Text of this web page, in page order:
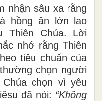
nhận sâu xa rằng
hồng ân lớn lao
Thiên Chúa. Lời
nhớ rằng Thiên
tiêu chuẩn của
chọn người
chọn vì yêu
đã nói: “Không